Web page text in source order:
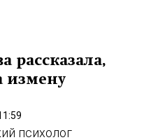
рассказала,
измену
психолог